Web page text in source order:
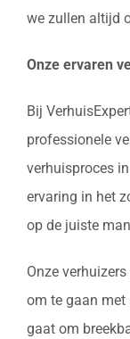
we zullen altijd
Onze ervaren
Bij
professionele
verhuisproces
ervaring in het
op de juiste
Onze
om te gaan met
gaat om